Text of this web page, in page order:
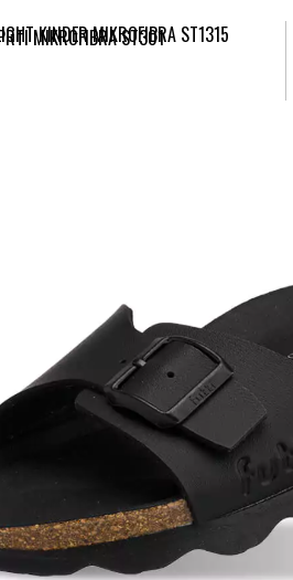
KINDER MIKROFIBRA ST1315
MIKROFIBRA ST301